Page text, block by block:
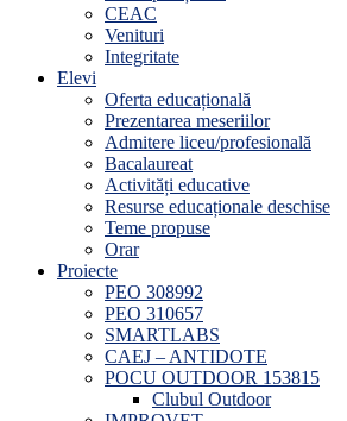
CEAC
Venituri
Integritate
Elevi
Oferta educațională
Prezentarea meseriilor
Admitere liceu/profesională
Bacalaureat
Activități educative
Resurse educaționale deschise
Teme propuse
Orar
Proiecte
PEO 308992
PEO 310657
SMARTLABS
CAEJ – ANTIDOTE
POCU OUTDOOR 153815
Clubul Outdoor